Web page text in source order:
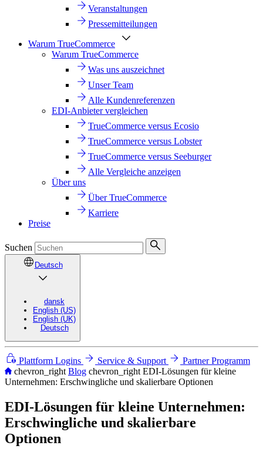
Veranstaltungen
Pressemitteilungen
Warum TrueCommerce
Warum TrueCommerce
Was uns auszeichnet
Unser Team
Alle Kundenreferenzen
EDI-Anbieter vergleichen
TrueCommerce versus Ecosio
TrueCommerce versus Lobster
TrueCommerce versus Seeburger
Alle Vergleiche anzeigen
Über uns
Über TrueCommerce
Karriere
Preise
Suchen
Deutsch
dansk
English (US)
English (UK)
Deutsch
Plattform Logins Service & Support
Partner Programm
chevron_right Blog chevron_right EDI-Lösungen für kleine
Unternehmen: Erschwingliche und skalierbare Optionen
EDI-Lösungen für kleine Unternehmen:
Erschwingliche und skalierbare
Optionen